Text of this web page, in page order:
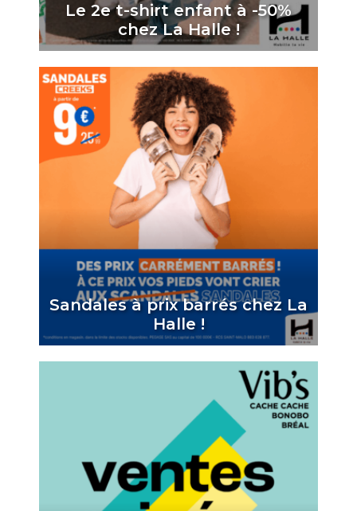
Le 2e t-shirt enfant à -50%
chez La Halle !
Sandales à prix barrés chez La
Halle !